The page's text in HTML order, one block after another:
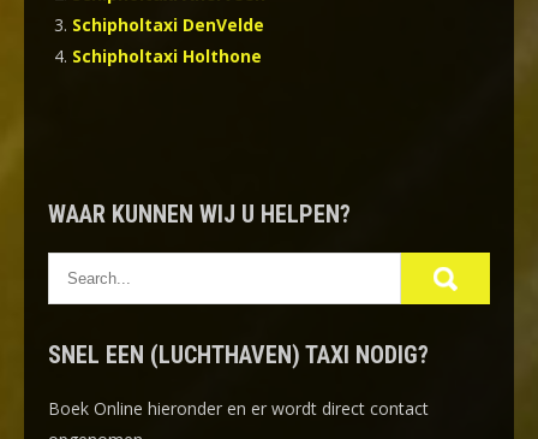
Schipholtaxi DenVelde
Schipholtaxi Holthone
WAAR KUNNEN WIJ U HELPEN?
SNEL EEN (LUCHTHAVEN) TAXI NODIG?
Boek Online hieronder en er wordt direct contact